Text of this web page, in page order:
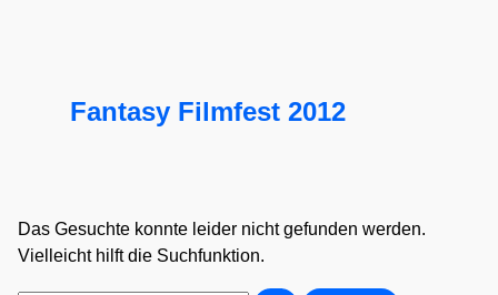
Fantasy Filmfest 2012
Das Gesuchte konnte leider nicht gefunden werden.
Vielleicht hilft die Suchfunktion.